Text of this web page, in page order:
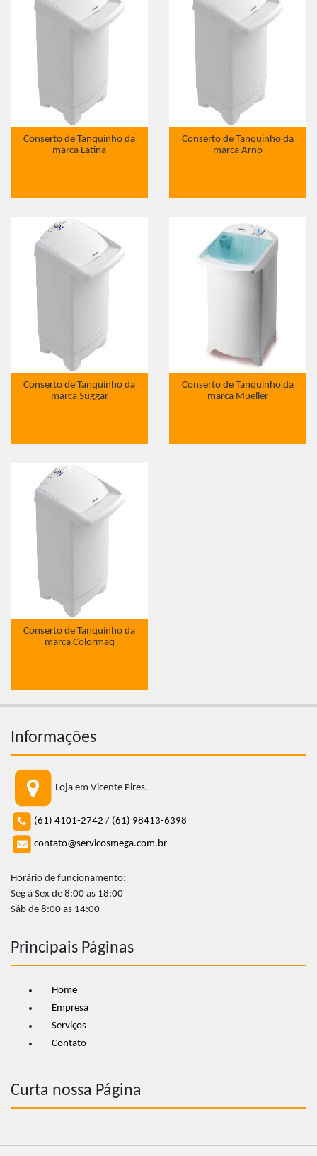
Conserto de Tanquinho da
marca Latina
Conserto de Tanquinho da
marca Arno
Conserto de Tanquinho da
marca Suggar
Conserto de Tanquinho da
marca Mueller
Conserto de Tanquinho da
marca Colormaq
Informações
Loja em Vicente Pires.
(61) 4101-2742 / (61) 98413-6398
contato@servicosmega.com.br
Horário de funcionamento:
Seg à Sex de 8:00 as 18:00
Sáb de 8:00 as 14:00
Principais Páginas
Home
Empresa
Serviços
Contato
Curta nossa Página